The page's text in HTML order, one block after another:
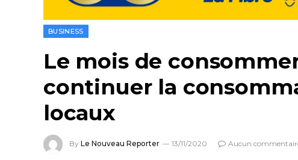
BUSINESS
Le mois de
continuer la
locaux
By Le Nouveau Reporter 13/11/2020 Aucun